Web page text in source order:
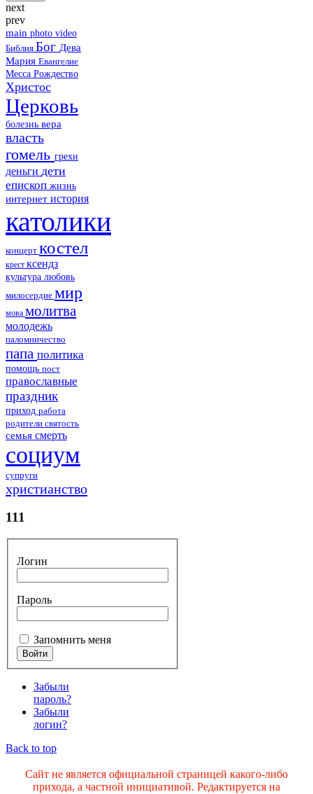
next
prev
main photo video
Библия Бог Дева
Мария Евангелие
Месса Рождество
Христос
Церковь
болезнь вера
власть
гомель грехи
деньги дети
епископ жизнь
интернет история
католики
концерт костел
крест ксендз
культура любовь
милосердие мир
мова молитва
молодежь
паломничество
папа политика
помощь пост
православные
праздник
приход работа
родители святость
семья смерть
социум
супруги
христианство
111
Логин
Пароль
Запомнить меня
Забыли
пароль?
Забыли
логин?
Back to top
Сайт не является официальной страницей какого-либо
прихода, а частной инициативой. Редактируется на